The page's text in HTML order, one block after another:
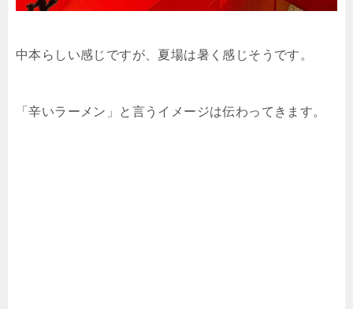
中本らしい感じですが、夏場は暑く感じそうです。
「辛いラーメン」と言うイメージは伝わってきます。